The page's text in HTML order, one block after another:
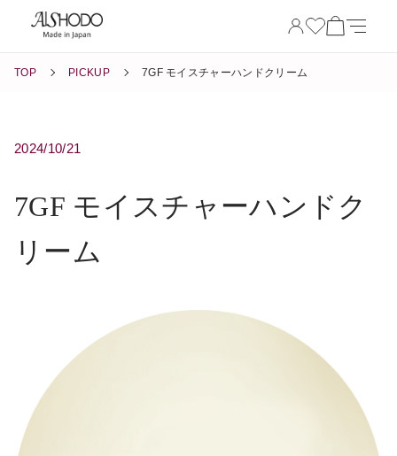
TOP PICKUP 7GF モイスチャーハンドクリーム
2024/10/21
7GF モイスチャーハンドク
リーム